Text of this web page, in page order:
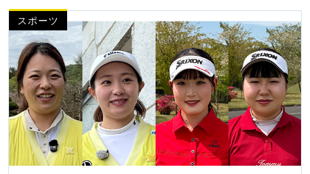
スポーツ